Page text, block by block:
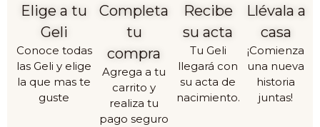
Elige a tu
Geli
Conoce todas
las Geli y elige
la que mas te
guste
Completa
tu
compra
Agrega a tu
carrito y
realiza tu
pago seguro
Recibe
su acta
Tu Geli
llegará con
su acta de
nacimiento.
Llévala a
casa
¡Comienza
una nueva
historia
juntas!